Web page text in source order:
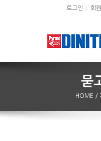
로그인 회
HOME /